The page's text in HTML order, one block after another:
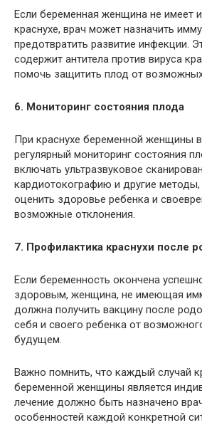
Если беременная женщина не имеет
краснухе, врач может назначить
предотвратить развитие инфекции.
содержит антитела против вируса
помочь защитить плод от
6. Мониторинг состояния плода
При краснухе беременной женщины
регулярный мониторинг состояния
включать ультразвуковое
кардиотокографию и другие
оценить здоровье ребенка и
возможные отклонения.
7. Профилактика краснухи после
Если беременность окончена
здоровым, женщина, не имеющая
должна получить вакцину после
себя и своего ребенка от
будущем.
Важно помнить, что каждый случай
беременной женщины является
лечение должно быть назначено
особенностей каждой конкретной